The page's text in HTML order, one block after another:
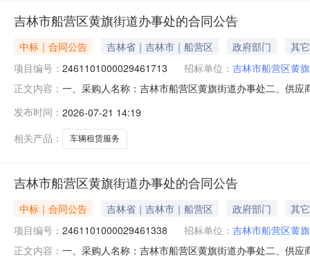
吉林市船营区黄旗街道办事处的合同公告
中标｜合同公告 吉林省｜吉林市｜船营区 政府部门
其它
项目编号： 2461101000029461713 招标单位： 吉林市船营区黄
正文内容： 一、采购人名称：吉林市船营区黄旗街道办事处二、供
机械租赁服务详见附件次1.00600600服务要求或标的基
发布时间： 2026-07-21 14:19
相关产品：
车辆租赁服务
吉林市船营区黄旗街道办事处的合同公告
中标｜合同公告 吉林省｜吉林市｜船营区 政府部门
其它
项目编号： 2461101000029461338 招标单位： 吉林市船营区黄
正文内容： 一、采购人名称：吉林市船营区黄旗街道办事处二、供